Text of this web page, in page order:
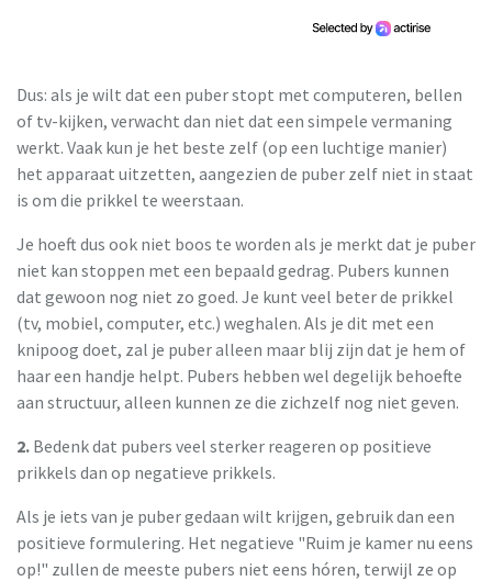
Dus: als je wilt dat een puber stopt met computeren, bellen
of tv-kijken, verwacht dan niet dat een simpele vermaning
werkt. Vaak kun je het beste zelf (op een luchtige manier)
het apparaat uitzetten, aangezien de puber zelf niet in staat
is om die prikkel te weerstaan.
Je hoeft dus ook niet boos te worden als je merkt dat je puber
niet kan stoppen met een bepaald gedrag. Pubers kunnen
dat gewoon nog niet zo goed. Je kunt veel beter de prikkel
(tv, mobiel, computer, etc.) weghalen. Als je dit met een
knipoog doet, zal je puber alleen maar blij zijn dat je hem of
haar een handje helpt. Pubers hebben wel degelijk behoefte
aan structuur, alleen kunnen ze die zichzelf nog niet geven.
2. Bedenk dat pubers veel sterker reageren op positieve
prikkels dan op negatieve prikkels.
Als je iets van je puber gedaan wilt krijgen, gebruik dan een
positieve formulering. Het negatieve "Ruim je kamer nu eens
op!" zullen de meeste pubers niet eens hóren, terwijl ze op